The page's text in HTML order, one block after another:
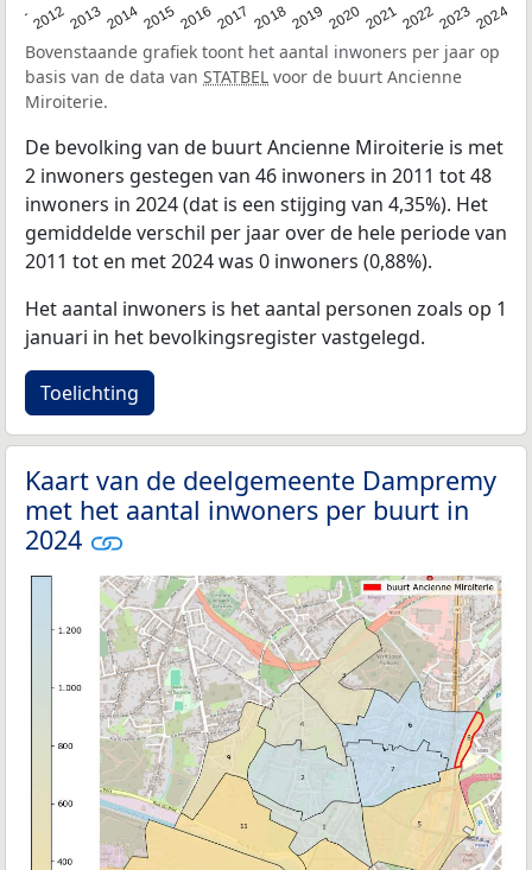
201220132014201520162017 20182019 20202021202220232024
Bovenstaande grafiek toont het aantal inwoners per jaar op
basis van de data van STATBEL voor de buurt Ancienne
Miroiterie.
De bevolking van de buurt Ancienne Miroiterie is met
2 inwoners gestegen van 46 inwoners in 2011 tot 48
inwoners in 2024 (dat is een stijging van 4,35%). Het
gemiddelde verschil per jaar over de hele periode van
2011 tot en met 2024 was 0 inwoners (0,88%).
Het aantal inwoners is het aantal personen zoals op 1
januari in het bevolkingsregister vastgelegd.
Toelichting
Kaart van de deelgemeente Dampremy
met het aantal inwoners per buurt in
2024